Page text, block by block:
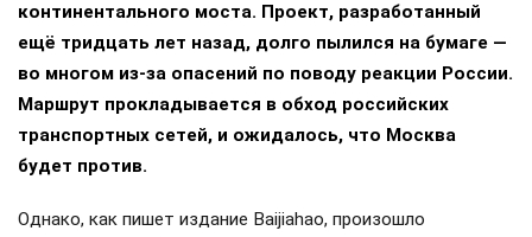
континентального моста. Проект, разработанный
ещё тридцать лет назад, долго пылился на бумаге —
во многом из-за опасений по поводу реакции России.
Маршрут прокладывается в обход российских
транспортных сетей, и ожидалось, что Москва
будет против.
Однако, как пишет издание Baijiahao, произошло